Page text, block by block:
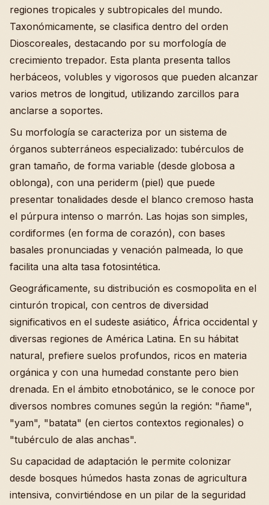
regiones tropicales y subtropicales del mundo.
Taxonómicamente, se clasifica dentro del orden
Dioscoreales, destacando por su morfología de
crecimiento trepador. Esta planta presenta tallos
herbáceos, volubles y vigorosos que pueden alcanzar
varios metros de longitud, utilizando zarcillos para
anclarse a soportes.
Su morfología se caracteriza por un sistema de
órganos subterráneos especializado: tubérculos de
gran tamaño, de forma variable (desde globosa a
oblonga), con una periderm (piel) que puede
presentar tonalidades desde el blanco cremoso hasta
el púrpura intenso o marrón. Las hojas son simples,
cordiformes (en forma de corazón), con bases
basales pronunciadas y venación palmeada, lo que
facilita una alta tasa fotosintética.
Geográficamente, su distribución es cosmopolita en el
cinturón tropical, con centros de diversidad
significativos en el sudeste asiático, África occidental y
diversas regiones de América Latina. En su hábitat
natural, prefiere suelos profundos, ricos en materia
orgánica y con una humedad constante pero bien
drenada. En el ámbito etnobotánico, se le conoce por
diversos nombres comunes según la región: "ñame",
"yam", "batata" (en ciertos contextos regionales) o
"tubérculo de alas anchas".
Su capacidad de adaptación le permite colonizar
desde bosques húmedos hasta zonas de agricultura
intensiva, convirtiéndose en un pilar de la seguridad